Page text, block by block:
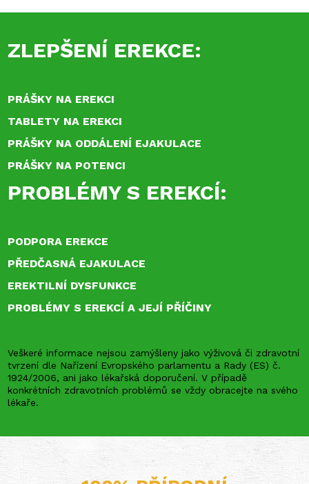
ZLEPŠENÍ EREKCE:
PRÁŠKY NA EREKCI
TABLETY NA EREKCI
PRÁŠKY NA ODDÁLENÍ EJAKULACE
PRÁŠKY NA POTENCI
PROBLÉMY S EREKCÍ:
PODPORA EREKCE
PŘEDČASNÁ EJAKULACE
EREKTILNÍ DYSFUNKCE
PROBLÉMY S EREKCÍ A JEJÍ PŘÍČINY
Veškeré informace nejsou zamýšleny jako výživová či zdravotní
tvrzení dle Nařízení Evropského parlamentu a Rady (ES) č.
1924/2006, ani jako lékařská doporučení. V případě
konkrétních zdravotních problémů se vždy obracejte na svého
lékaře.